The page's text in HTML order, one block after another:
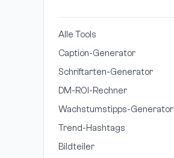
Alle Tools
Caption-Generator
Schriftarten-Generator
DM-ROI-Rechner
Wachstumstipps-Generator
Trend-Hashtags
Bildteiler